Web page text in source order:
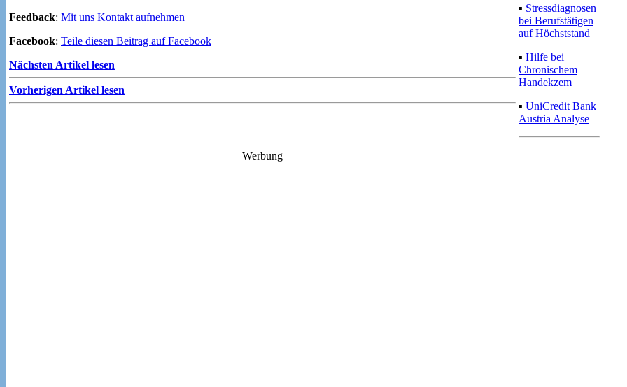
Feedback: Mit uns Kontakt aufnehmen
Facebook: Teile diesen Beitrag auf Facebook
Nächsten Artikel lesen
Vorherigen Artikel lesen
▪ Stressdiagnosen
bei Berufstätigen
auf Höchststand
▪ Hilfe bei
Chronischem
Handekzem
▪ UniCredit Bank
Austria Analyse
Werbung